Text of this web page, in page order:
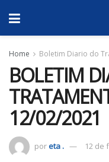
Home Boletim Diario do
BOLETIM
12/02/2021
poreta . 12 de